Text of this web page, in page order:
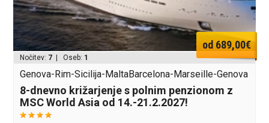
od 689,00€
Nočitev: 7 | Oseb: 1
Genova-Rim-Sicilija-MaltaBarcelona-Marseille-Genova
8-dnevno križarjenje s polnim penzionom z
MSC World Asia od 14.-21.2.2027!